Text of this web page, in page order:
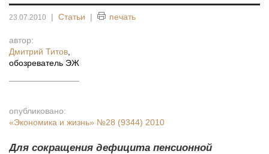
23.07.2010 | Статьи | печать
автор:
Дмитрий Титов
обозреватель ЭЖ
опубликовано:
«Экономика и жизнь» №28 (9344) 2010
Для сокращения дефицита пенсионной